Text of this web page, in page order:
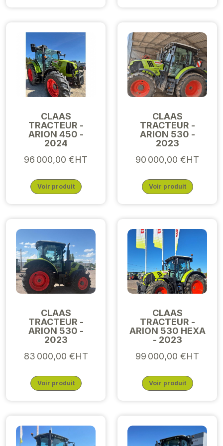
CLAAS
TRACTEUR -
ARION 450 -
2024
96 000,00 €HT
Voir produit
CLAAS
TRACTEUR -
ARION 530 -
2023
90 000,00 €HT
Voir produit
CLAAS
TRACTEUR -
ARION 530 -
2023
83 000,00 €HT
Voir produit
CLAAS
TRACTEUR -
ARION 530 HEXA
- 2023
99 000,00 €HT
Voir produit